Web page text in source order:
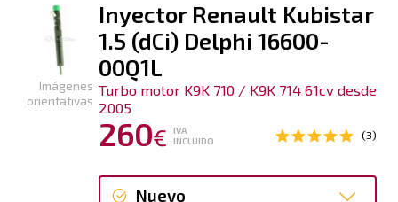
Inyector Renault Kubistar
1.5 (dCi) Delphi 16600-
00Q1L
Turbo motor K9K 710 / K9K 714 61cv desde
2005
260€
IVA
INCLUIDO
(3)
Nuevo
Imágenes
orientativas